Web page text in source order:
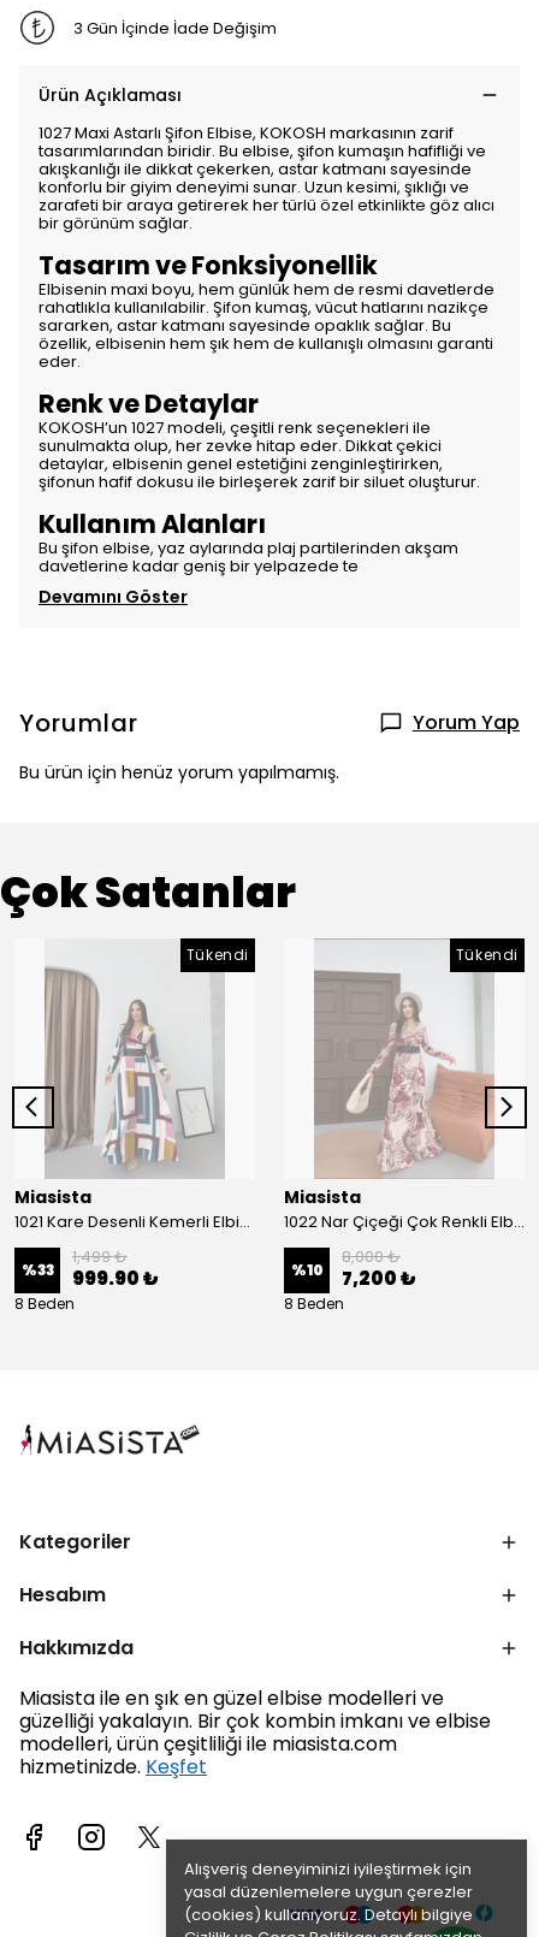
Alışveriş deneyiminizi iyileştirmek için
yasal düzenlemelere uygun çerezler
(cookies) kullanıyoruz. Detaylı bilgiye
3 Gün İçinde İade Değişim
Ürün Açıklaması
1027 Maxi Astarlı Şifon Elbise, KOKOSH markasının zarif
tasarımlarından biridir. Bu elbise, şifon kumaşın hafifliği ve
akışkanlığı ile dikkat çekerken, astar katmanı sayesinde
konforlu bir giyim deneyimi sunar. Uzun kesimi, şıklığı ve
zarafeti bir araya getirerek her türlü özel etkinlikte göz alıcı
bir görünüm sağlar.
Tasarım ve Fonksiyonellik
Elbisenin maxi boyu, hem günlük hem de resmi davetlerde
rahatlıkla kullanılabilir. Şifon kumaş, vücut hatlarını nazikçe
sararken, astar katmanı sayesinde opaklık sağlar. Bu
özellik, elbisenin hem şık hem de kullanışlı olmasını garanti
eder.
Renk ve Detaylar
KOKOSH’un 1027 modeli, çeşitli renk seçenekleri ile
sunulmakta olup, her zevke hitap eder. Dikkat çekici
detaylar, elbisenin genel estetiğini zenginleştirirken,
şifonun hafif dokusu ile birleşerek zarif bir siluet oluşturur.
Kullanım Alanları
Bu şifon elbise, yaz aylarında plaj partilerinden akşam
davetlerine kadar geniş bir yelpazede te
Devamını Göster
Yorumlar Yorum Yap
Bu ürün için henüz yorum yapılmamış.
Çok Satanlar
Tükendi
Miasista
1021 Kare Desenli Kemerli Elbise
%33
1,499 ₺
999.90 ₺
8 Beden
Tükendi
Miasista
1022 Nar Çiçeği Çok Renkli Elbise
%10
8,000 ₺
7,200 ₺
8 Beden
Kategoriler
Hesabım
Hakkımızda
Miasista ile en şık en güzel elbise modelleri ve
güzelliği yakalayın. Bir çok kombin imkanı ve elbise
modelleri, ürün çeşitliliği ile miasista.com
hizmetinizde. Keşfet